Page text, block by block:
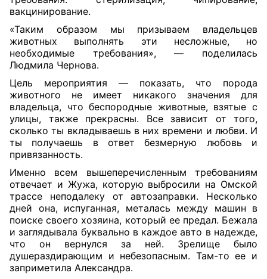
вакцинирование.
«Таким образом мы призываем владельцев
животных выполнять эти несложные, но
необходимые требования», — поделилась
Людмила Чернова.
Цель мероприятия — показать, что порода
животного не имеет никакого значения для
владельца, что беспородные животные, взятые с
улицы, также прекрасны. Все зависит от того,
сколько ты вкладываешь в них времени и любви. И
ты получаешь в ответ безмерную любовь и
привязанность.
Именно всем вышеперечисленным требованиям
отвечает и Жужа, которую выбросили на Омской
трассе неподалеку от автозаправки. Несколько
дней она, испуганная, металась между машин в
поиске своего хозяина, который ее предал. Бежала
и заглядывала буквально в каждое авто в надежде,
что он вернулся за ней. Зрелище было
душераздирающим и небезопасным. Там-то ее и
заприметила Александра.